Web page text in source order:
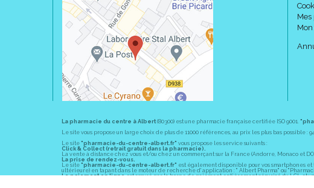
Mes
La pharmacie du centre à Albert (80300) est une pharmacie française certifiée ISO 9001.
Le site vous propose un large choix de plus de 11000 références, au prix les plus bas possible
Le site "pharmacie-du-centre-albert.fr" vous propose les service suivants :
Click & Collect (retrait gratuit dans la pharmacie).
La vente à distance chez vous et/ou chez un commerçant sur la France (Andorre, Monaco et
La prise de rendez-vous.
Le site "pharmacie-du-centre-albert.fr" est également disponible pour vos smartphones et
ultérieure) en tapant dans le moteur de recherche d' application : " Albert Pharma" ou
Le paiement en ligneest assuré par la borne de paiement entièrement sécurisé du LCL et